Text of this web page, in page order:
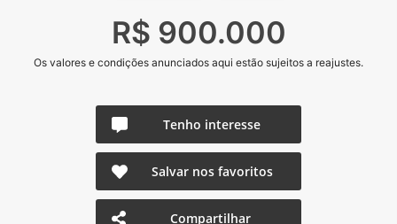
R$ 900.000
Os valores e condições anunciados aqui estão sujeitos a reajustes.
Tenho interesse
Salvar nos favoritos
Compartilhar